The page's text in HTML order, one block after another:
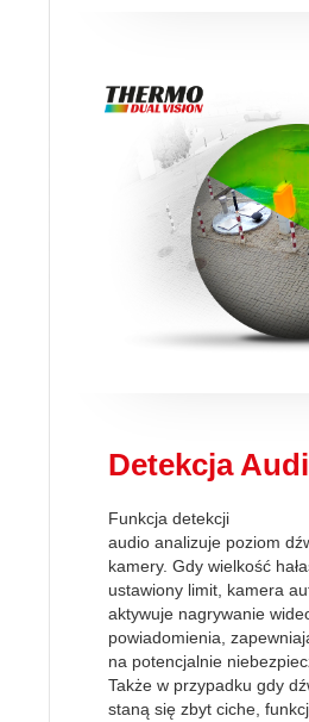
Detekcja
Funkcja detekcji
audio analizuje poziom
kamery. Gdy wielkość
ustawiony limit, kamera
aktywuje nagrywanie
powiadomienia,
na potencjalnie
Także w przypadku gdy
staną się zbyt ciche,